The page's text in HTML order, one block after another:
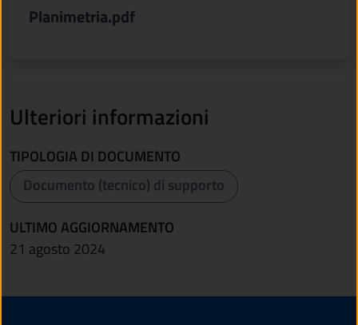
Planimetria.pdf
Ulteriori informazioni
TIPOLOGIA DI DOCUMENTO
Documento (tecnico) di supporto
ULTIMO AGGIORNAMENTO
21 agosto 2024